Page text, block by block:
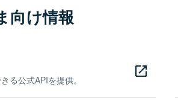
向け情報
る公式APIを提供。